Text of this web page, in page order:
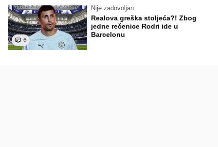
6
Nije zadovoljan
Realova greška stoljeća?! Zbog
jedne rečenice Rodri ide u
Barcelonu